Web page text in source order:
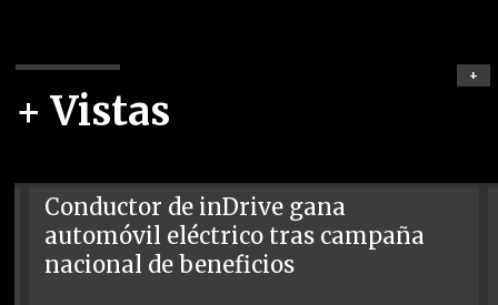
+ Vistas
+
Conductor de inDrive gana
automóvil eléctrico tras campaña
nacional de beneficios